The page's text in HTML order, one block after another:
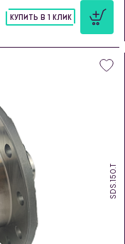
КУПИТЬ В 1 КЛИК
SDS.150.T